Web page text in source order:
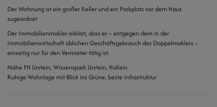
Der Wohnung ist ein großer Keller und ein Parkplatz vor dem Haus
zugeordnet
Der Immobilienmakler erklärt, dass er – entgegen dem in der
Immobilienwirtschaft üblichen Geschäftsgebrauch des Doppelmaklers –
einseitig nur für den Vermieter tätig ist.
Nähe FH Urstein, Wissenspark Urstein, Hallein
Ruhige Wohnlage mit Blick ins Grüne, beste Infrastruktur